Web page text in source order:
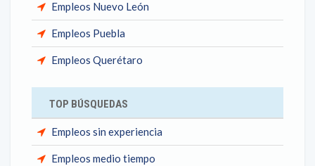
Empleos Nuevo León
Empleos Puebla
Empleos Querétaro
TOP BÚSQUEDAS
Empleos sin experiencia
Empleos medio tiempo